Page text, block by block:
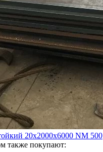
20х2000х6000 NM 500
также покупают: